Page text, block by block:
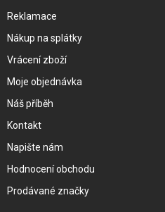
Reklamace
Nákup na splátky
Vrácení zboží
Moje objednávka
Náš příběh
Kontakt
Napište nám
Hodnocení obchodu
Prodávané značky